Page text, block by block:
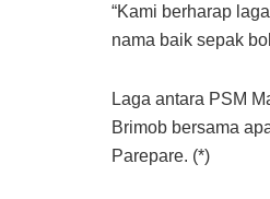
“Kami berharap
nama baik sepak
Laga antara PSM
Brimob bersama
Parepare. (*)